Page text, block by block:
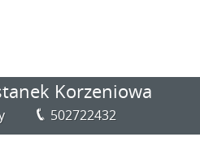
Korzeniowa
502722432